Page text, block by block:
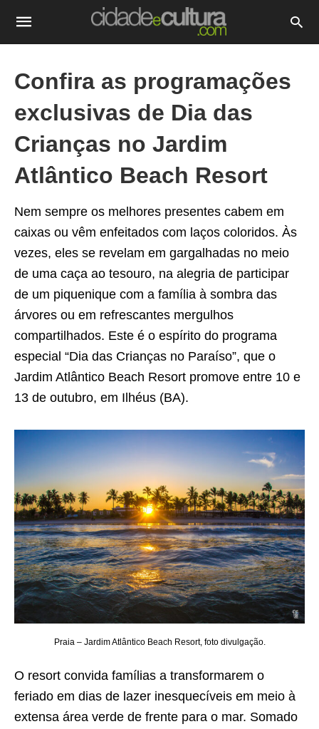
Confira as programações
exclusivas de Dia das
Crianças no Jardim
Atlântico Beach Resort
Nem sempre os melhores presentes cabem em
caixas ou vêm enfeitados com laços coloridos. Às
vezes, eles se revelam em gargalhadas no meio
de uma caça ao tesouro, na alegria de participar
de um piquenique com a família à sombra das
árvores ou em refrescantes mergulhos
compartilhados. Este é o espírito do programa
especial “Dia das Crianças no Paraíso”, que o
Jardim Atlântico Beach Resort promove entre 10 e
13 de outubro, em Ilhéus (BA).
Praia – Jardim Atlântico Beach Resort, foto divulgação.
O resort convida famílias a transformarem o
feriado em dias de lazer inesquecíveis em meio à
extensa área verde de frente para o mar. Somado